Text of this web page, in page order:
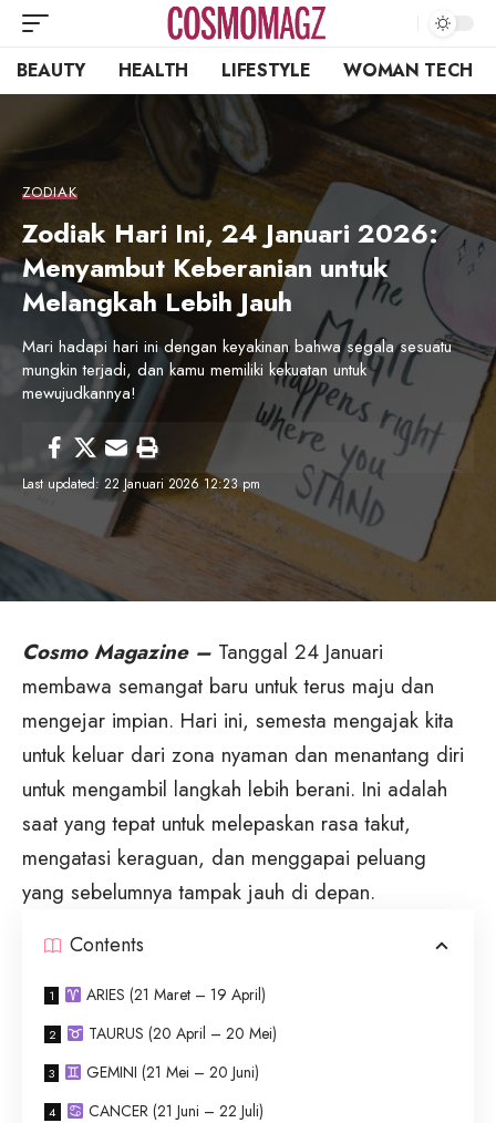
BEAUTY HEALTH LIFESTYLE WOMAN TECH
ZODIAK
Zodiak Hari Ini, 24 Januari 2026:
Menyambut Keberanian untuk
Melangkah Lebih Jauh
Mari hadapi hari ini dengan keyakinan bahwa segala sesuatu
mungkin terjadi, dan kamu memiliki kekuatan untuk
mewujudkannya!
Last updated: 22 Januari 2026 12:23 pm
Cosmo Magazine – Tanggal 24 Januari
membawa semangat baru untuk terus maju dan
mengejar impian. Hari ini, semesta mengajak kita
untuk keluar dari zona nyaman dan menantang diri
untuk mengambil langkah lebih berani. Ini adalah
saat yang tepat untuk melepaskan rasa takut,
mengatasi keraguan, dan menggapai peluang
yang sebelumnya tampak jauh di depan.
Contents
ARIES (21 Maret – 19 April)
TAURUS (20 April – 20 Mei)
GEMINI (21 Mei – 20 Juni)
CANCER (21 Juni – 22 Juli)